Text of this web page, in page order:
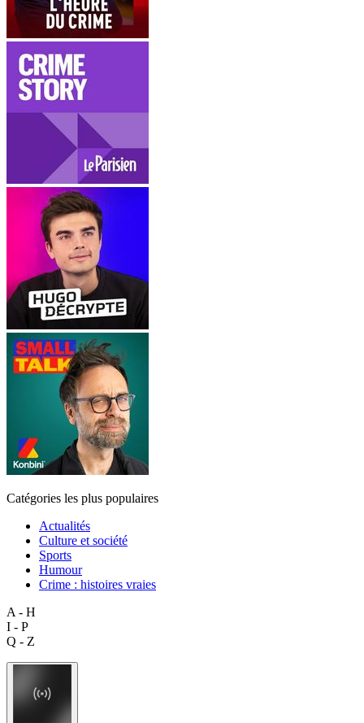
Catégories les plus populaires
Actualités
Culture et société
Sports
Humour
Crime : histoires vraies
A - H
I - P
Q - Z